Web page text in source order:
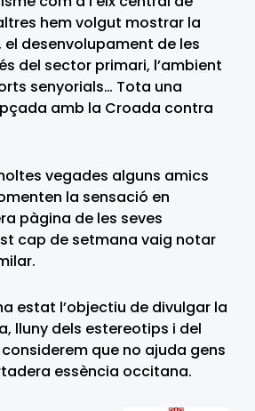
hem volgut mostrar la
desenvolupament de les
del sector primari, l’ambient
senyorials… Tota una
amb la Croada contra
vegades alguns amics
la sensació en
pàgina de les seves
cap de setmana vaig notar
estat l’objectiu de divulgar la
lluny dels estereotips i del
que no ajuda gens
essència occitana.